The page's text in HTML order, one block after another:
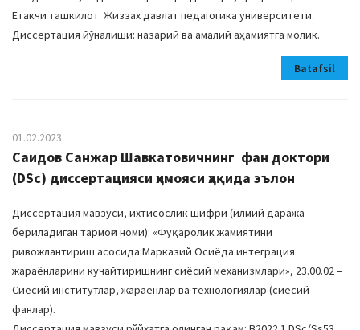
Етакчи ташкилот: Жиззах давлат педагогика университети.
Диссертация йўналиши: назарий ва амалий аҳамиятга молик.
Batafsil
01.02.2023
Саидов Санжар Шавкатовичнинг фан доктори
(DSc) диссертацияси ҳимояси ҳақида эълон
Диссертация мавзуси, ихтисослик шифри (илмий даража
бериладиган тармоғи номи): «Фуқаролик жамиятини
ривожлантириш асосида Марказий Осиёда интеграция
жараёнларини кучайтиришнинг сиёсий механизмлари», 23.00.02 –
Сиёсий институтлар, жараёнлар ва технологиялар (сиёсий
фанлар).